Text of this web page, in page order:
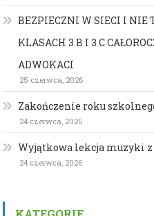
BEZPIECZNI W SIECI I NIE
KLASACH 3 B I 3 C
ADWOKACI
25 czerwca, 2026
Zakończenie roku
24 czerwca, 2026
Wyjątkowa lekcja muzyki
24 czerwca, 2026